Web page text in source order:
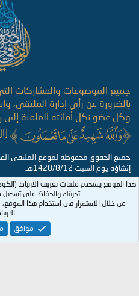
جميع الموضوعات والمشاركات
بالضرورة عن رأي إدارة الملتقى،
وكل عضو نكل أمانته العلمية إلى
جميع الحقوق محفوظة لموقع الملتقى
إنشاؤه يوم السبت 1428/8/12هـ
هذا الموقع يستخدم ملفات تعريف الارتباط
تجربتك والحفاظ على
من خلال الاستمرار في استخدام هذا
موافق